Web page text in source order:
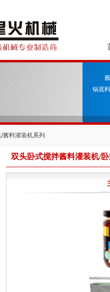
锅底
酱料灌装机系列
双头卧式搅拌酱料灌装机/